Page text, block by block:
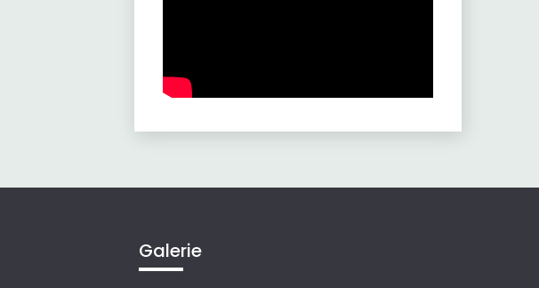
Galerie